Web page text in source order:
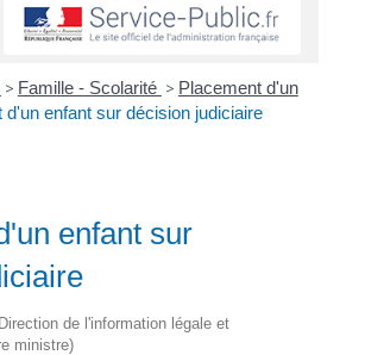
> Famille - Scolarité > Placement d'un
d'un enfant sur décision judiciaire
enfant sur
de l'information légale et
ministre)